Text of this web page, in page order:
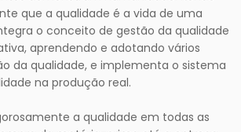
que a qualidade é a vida de uma
o conceito de gestão da qualidade
aprendendo e adotando vários
da qualidade, e implementa o sistema
na produção real.
a qualidade em todas as